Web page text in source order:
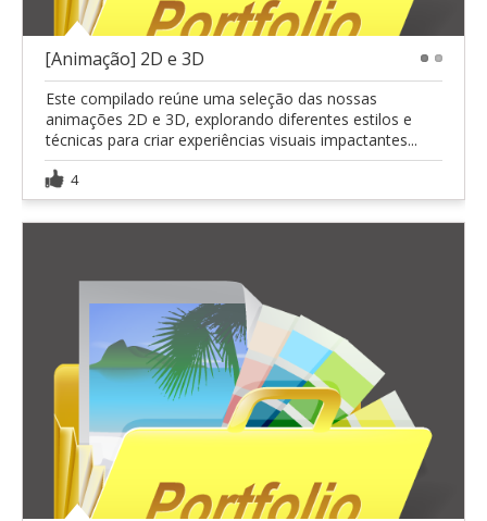
[Animação] 2D e 3D
Este compilado reúne uma seleção das nossas
animações 2D e 3D, explorando diferentes estilos e
técnicas para criar experiências visuais impactantes...
4